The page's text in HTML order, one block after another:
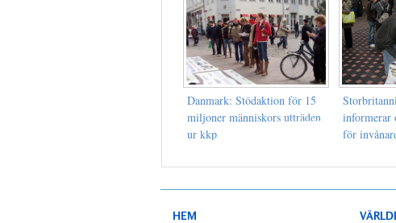
Danmark: Stödaktion för 15
miljoner människors utträden
ur kkp
informerar
för
HEM